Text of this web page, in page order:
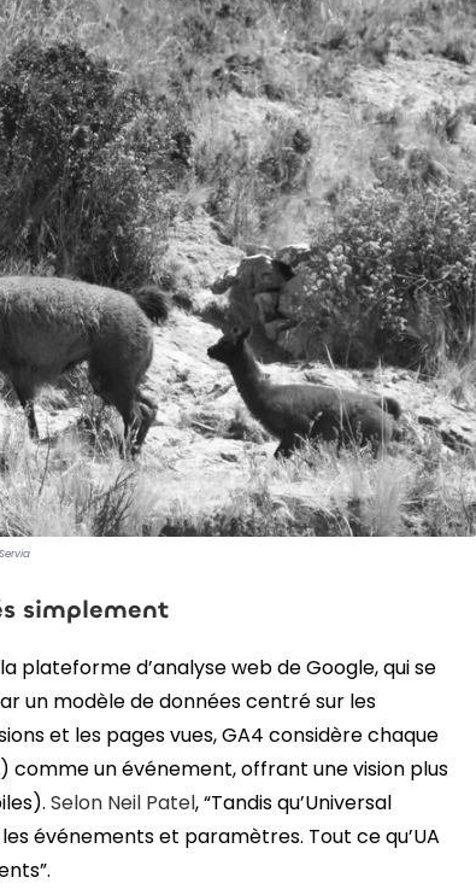
simplement
plateforme d’analyse web de Google, qui se
un modèle de données centré sur les
et les pages vues, GA4 considère chaque
un événement, offrant une vision plus
Selon Neil Patel, “Tandis qu’Universal
événements et paramètres. Tout ce qu’UA